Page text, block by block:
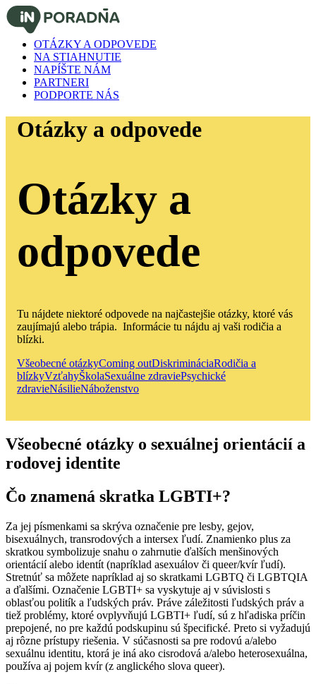
OTÁZKY A ODPOVEDE
NA STIAHNUTIE
NAPÍŠTE NÁM
PARTNERI
PODPORTE NÁS
Otázky a odpovede
Otázky a
odpovede
Tu nájdete niektoré odpovede na najčastejšie otázky, ktoré vás
zaujímajú alebo trápia. Informácie tu nájdu aj vaši rodičia a
blízki.
Všeobecné otázkyComing outDiskrimináciaRodičia a
blízkyVzťahyŠkolaSexuálne zdraviePsychické
zdravieNásilieNáboženstvo
Všeobecné otázky o sexuálnej orientácií a
rodovej identite
Čo znamená skratka LGBTI+?
Za jej písmenkami sa skrýva označenie pre lesby, gejov,
bisexuálnych, transrodových a intersex ľudí. Znamienko plus za
skratkou symbolizuje snahu o zahrnutie ďalších menšinových
orientácií alebo identít (napríklad asexuálov či queer/kvír ľudí).
Stretnúť sa môžete napríklad aj so skratkami LGBTQ či LGBTQIA
a ďalšími. Označenie LGBTI+ sa vyskytuje aj v súvislosti s
oblasťou politík a ľudských práv. Práve záležitosti ľudských práv a
tiež problémy, ktoré ovplyvňujú LGBTI+ ľudí, sú z hľadiska príčin
prepojené, no pre každú podskupinu sú špecifické. Preto si vyžadujú
aj rôzne prístupy riešenia. V súčasnosti sa pre rodovú a/alebo
sexuálnu identitu, ktorá je iná ako cisrodová a/alebo heterosexuálna,
používa aj pojem kvír (z anglického slova queer).